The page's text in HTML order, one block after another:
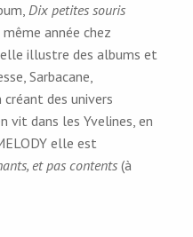
Dix petites souris
année chez
elle illustre des albums et
Sarbacane,
des univers
vit dans les Yvelines, en
elle est
et pas contents(à